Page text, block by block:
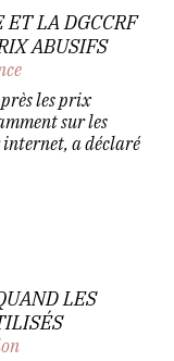
ET LA DGCCRF
ABUSIFS
les prix
sur les
a déclaré
LES